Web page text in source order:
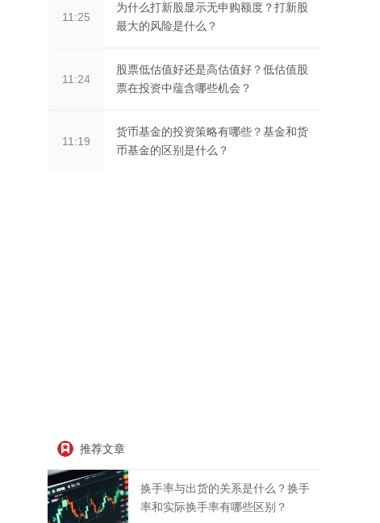
11:25
为什么打新股显示无申购额度？打新股
最大的风险是什么？
11:24
股票低估值好还是高估值好？低估值股
票在投资中蕴含哪些机会？
11:19
货币基金的投资策略有哪些？基金和货
币基金的区别是什么？
推荐文章
换手率与出货的关系是什么？换手
率和实际换手率有哪些区别？